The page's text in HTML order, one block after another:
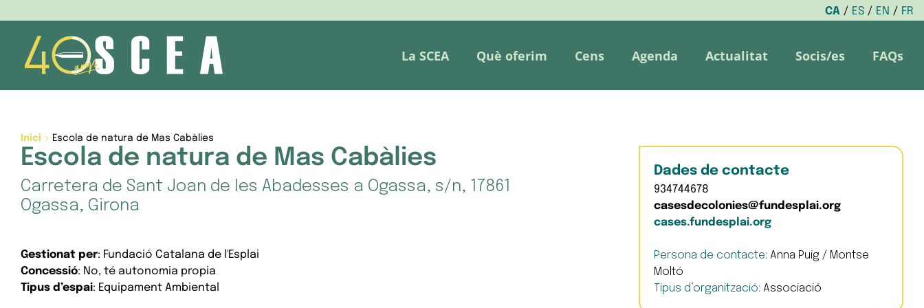
CA ES EN
FR
content
La SCEA Què oferim Cens Agenda Actualitat Socis/es FAQs
Inici > Escola de natura de Mas Cabàlies
Escola de natura de Mas Cabàlies
Carretera de Sant Joan de les Abadesses a Ogassa, s/n, 17861
Ogassa, Girona
Gestionat per: Fundació Catalana de l'Esplai
Concessió: No, té autonomia propia
Tipus d’espai: Equipament Ambiental
Dades de contacte
934744678
casesdecolonies@fundesplai.org
cases.fundesplai.org
Persona de contacte: Anna Puig / Montse
Moltó
Tipus d’organització: Associació